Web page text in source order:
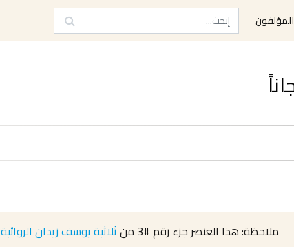
المؤلفون
ملاحظة: هذا العنصر جزء رقم#3 منثلاثية يوسف زيدان الروائية